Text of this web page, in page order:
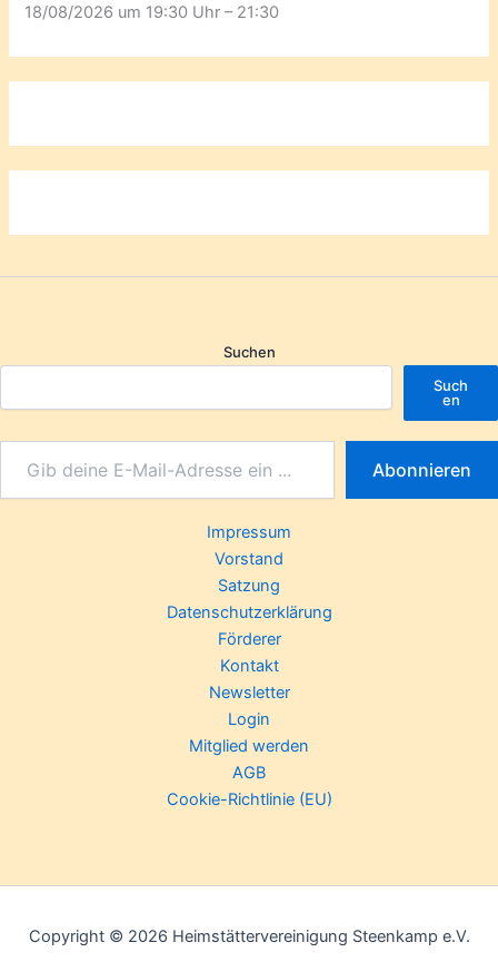
18/08/2026 um 19:30 Uhr – 21:30
Suchen
Such
en
Abonnieren
Impressum
Vorstand
Satzung
Datenschutzerklärung
Förderer
Kontakt
Newsletter
Login
Mitglied werden
AGB
Cookie-Richtlinie (EU)
Copyright © 2026 Heimstättervereinigung Steenkamp e.V.